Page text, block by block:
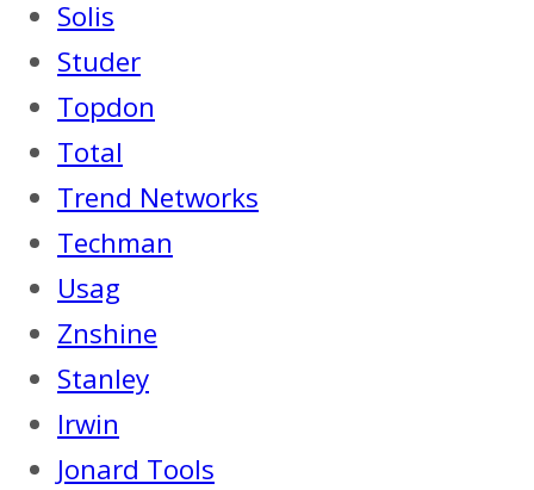
Solis
Studer
Topdon
Total
Trend Networks
Techman
Usag
Znshine
Stanley
Irwin
Jonard Tools